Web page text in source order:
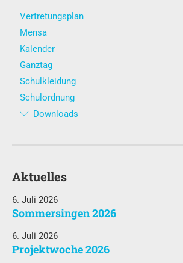
Vertretungsplan
Mensa
Kalender
Ganztag
Schulkleidung
Schulordnung
Downloads
Aktuelles
6. Juli 2026
Sommersingen 2026
6. Juli 2026
Projektwoche 2026